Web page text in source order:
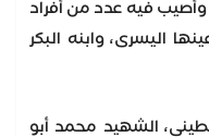
فيه عدد من أفراد
اليسرى، وابنه البكر
الشهيد محمد أبو